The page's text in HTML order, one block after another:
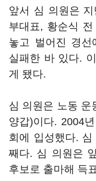
앞서 심 의원은
부대표, 황순식
놓고 벌어진 경선
실패한 바 있다.
게 됐다.
심 의원은 노동 운
양갑)이다. 2004
회에 입성했다.
째다. 심 의원은
후보로 출마해 득